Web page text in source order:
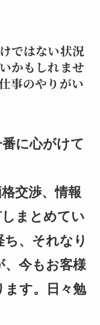
ではない状況
かもしれませ
事のやりがい
番に心がけて
交渉、情報
まとめてい
ち、それなり
、今もお客様
ます。日々勉